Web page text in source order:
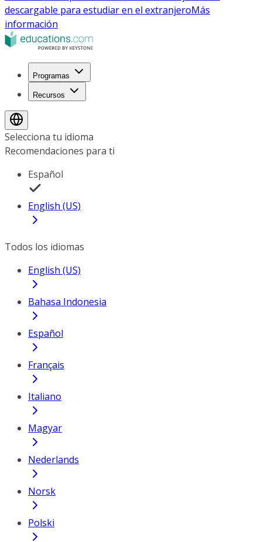
descargable para estudiar en el extranjeroMás
información
Programas
Recursos
Selecciona tu idioma
Recomendaciones para ti
Español
English (US)
Todos los idiomas
English (US)
Bahasa Indonesia
Español
Français
Italiano
Magyar
Nederlands
Norsk
Polski